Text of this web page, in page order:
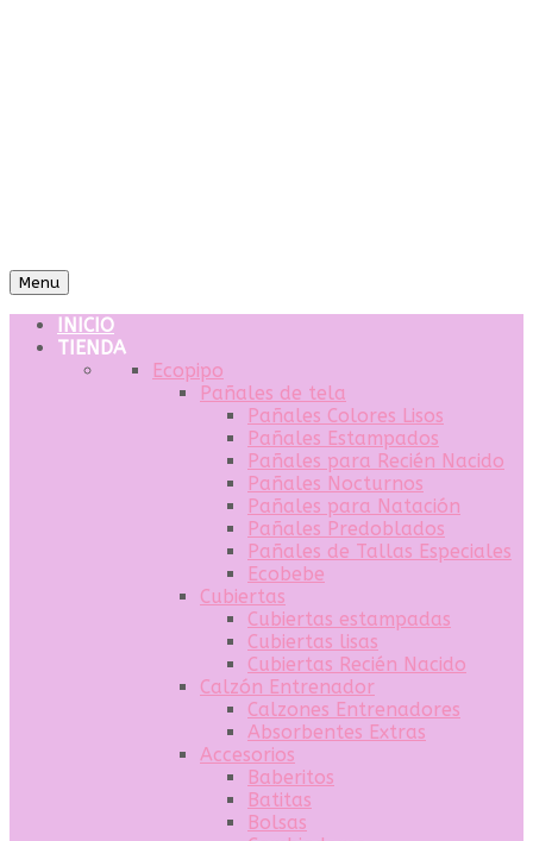
Menu
INICIO
TIENDA
Ecopipo
Pañales de tela
Pañales Colores Lisos
Pañales Estampados
Pañales para Recién Nacido
Pañales Nocturnos
Pañales para Natación
Pañales Predoblados
Pañales de Tallas Especiales
Ecobebe
Cubiertas
Cubiertas estampadas
Cubiertas lisas
Cubiertas Recién Nacido
Calzón Entrenador
Calzones Entrenadores
Absorbentes Extras
Accesorios
Baberitos
Batitas
Bolsas